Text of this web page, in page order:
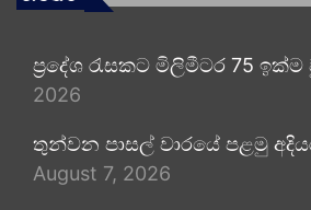
ප්‍රදේශ රැසකට මිලිමීටර 75 ඉක්ම
2026
තුන්වන පාසල් වාරයේ පළමු
August 7, 2026